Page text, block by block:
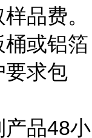
品费。
桶或铝箔
要求包
产品48小